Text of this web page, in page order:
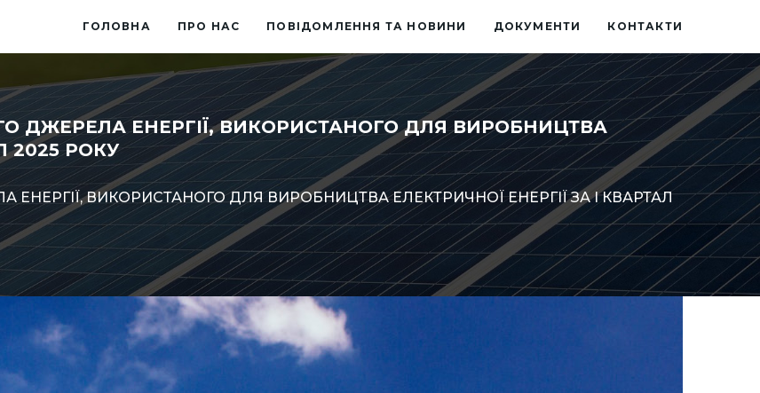
ГОЛОВНА ПРО НАС ПОВІДОМЛЕННЯ ТА НОВИНИ ДОКУМЕНТИ КОНТАКТИ
ДЖЕРЕЛА ЕНЕРГІЇ, ВИКОРИСТАНОГО ДЛЯ ВИРОБНИЦТВА
2025 РОКУ
ВИКОРИСТАНОГО ДЛЯ ВИРОБНИЦТВА ЕЛЕКТРИЧНОЇ ЕНЕРГІЇ ЗА І КВАРТАЛ